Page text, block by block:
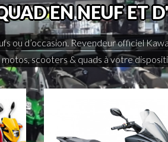
EN NEUF ET
ou d’occasion. Revendeur officiel
scooters & quads à votre